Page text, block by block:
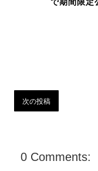
で期間限定
次の投稿
0 Comments: